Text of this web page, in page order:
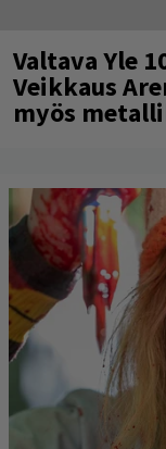
Valtava Yle
Veikkaus
myös